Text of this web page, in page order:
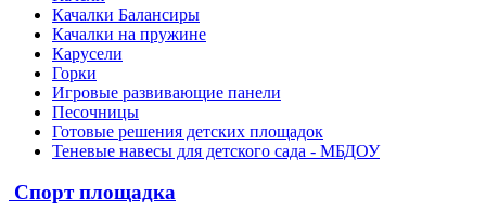
Качалки Балансиры
Качалки на пружине
Карусели
Горки
Игровые развивающие панели
Песочницы
Готовые решения детских площадок
Теневые навесы для детского сада - МБДОУ
Спорт площадка